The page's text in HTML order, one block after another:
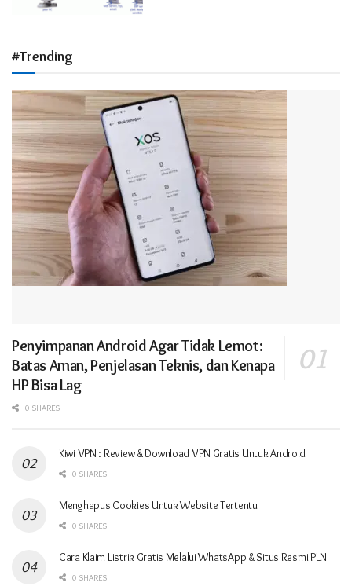
#Trending
Penyimpanan Android Agar Tidak Lemot:
Batas Aman, Penjelasan Teknis, dan Kenapa
HP Bisa Lag
0 SHARES
Kiwi VPN : Review & Download VPN Gratis Untuk Android
0 SHARES
Menghapus Cookies Untuk Website Tertentu
0 SHARES
Cara Klaim Listrik Gratis Melalui WhatsApp & Situs Resmi PLN
0 SHARES